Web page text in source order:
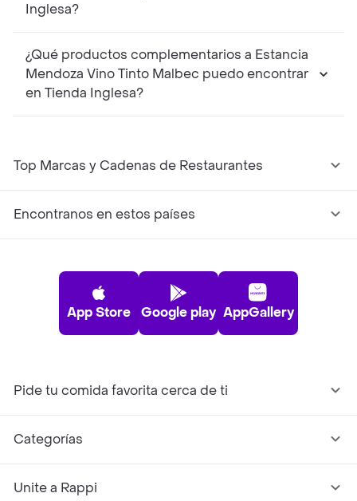
Inglesa?
¿Qué productos complementarios a Estancia
Mendoza Vino Tinto Malbec puedo encontrar
en Tienda Inglesa?
Top Marcas y Cadenas de Restaurantes
Encontranos en estos países
App Store Google play AppGallery
Pide tu comida favorita cerca de ti
Categorías
Unite a Rappi